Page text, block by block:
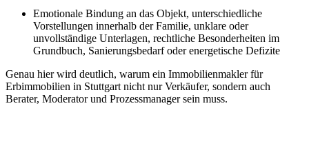
Emotionale Bindung an das Objekt, unterschiedliche
Vorstellungen innerhalb der Familie, unklare oder
unvollständige Unterlagen, rechtliche Besonderheiten im
Grundbuch, Sanierungsbedarf oder energetische Defizite
Genau hier wird deutlich, warum ein Immobilienmakler für
Erbimmobilien in Stuttgart nicht nur Verkäufer, sondern auch
Berater, Moderator und Prozessmanager sein muss.